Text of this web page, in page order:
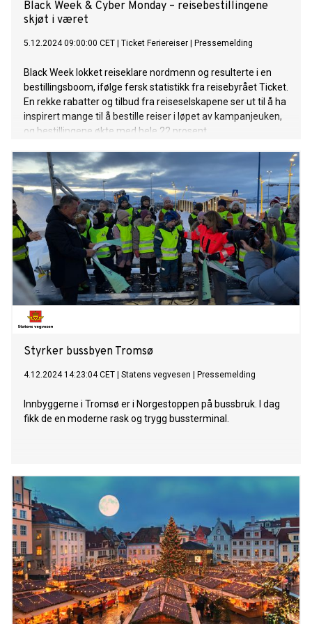
Black Week & Cyber Monday – reisebestillingene
skjøt i været
5.12.2024 09:00:00 CET Ticket Feriereiser Pressemelding
Black Week lokket reiseklare nordmenn og resulterte i en
bestillingsboom, ifølge fersk statistikk fra reisebyrået Ticket.
En rekke rabatter og tilbud fra reiseselskapene ser ut til å ha
inspirert mange til å bestille reiser i løpet av kampanjeuken,
og bestillingene økte med hele 22 prosent.
Styrker bussbyen Tromsø
4.12.2024 14:23:04 CET Statens vegvesen Pressemelding
Innbyggerne i Tromsø er i Norgestoppen på bussbruk. I dag
fikk de en moderne rask og trygg bussterminal.